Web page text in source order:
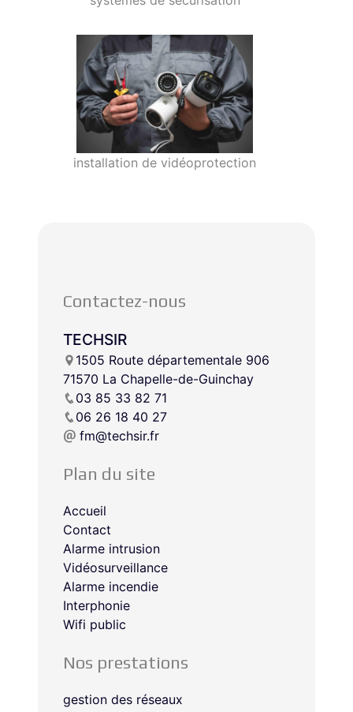
installation de vidéoprotection
Contactez-nous
TECHSIR
1505 Route départementale 906
71570 La Chapelle-de-Guinchay
03 85 33 82 71
06 26 18 40 27
fm@techsir.fr
Plan du site
Accueil
Contact
Alarme intrusion
Vidéosurveillance
Alarme incendie
Interphonie
Wifi public
Nos prestations
gestion des réseaux